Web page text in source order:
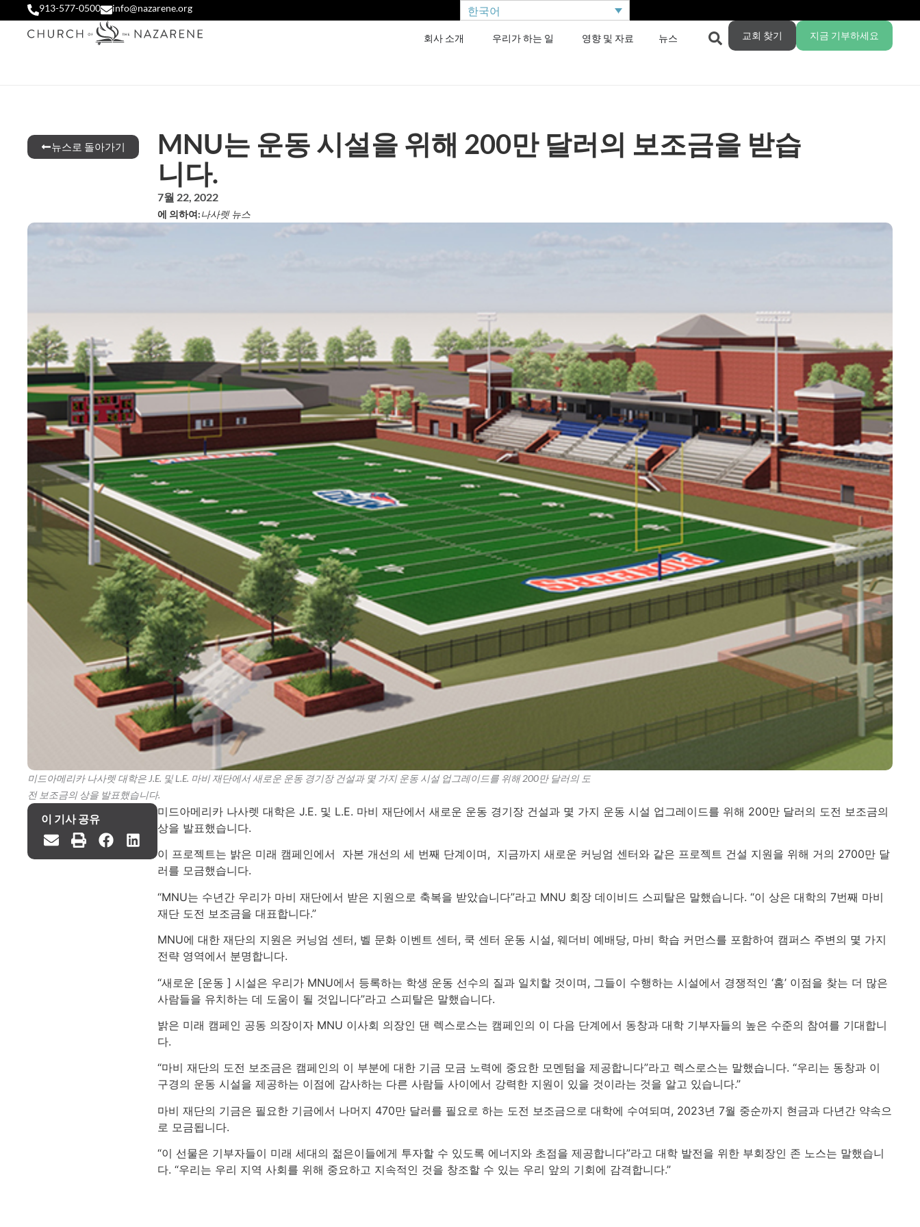
913-577-0500 info@nazarene.org 한국어
회사 소개 우리가 하는 일 영향 및 자료 뉴스 교회 찾기 지금 기부하세요
뉴스로 돌아가기
MNU는 운동 시설을 위해 200만 달러의 보조금을 받습
니다.
7월 22, 2022
에 의하여:나사렛 뉴스
미드아메리카 나사렛 대학은 J.E. 및 L.E. 마비 재단에서 새로운 운동 경기장 건설과 몇 가지 운동 시설 업그레이드를 위해 200만 달러의 도
전 보조금의 상을 발표했습니다.
이 기사 공유
미드아메리카 나사렛 대학은 J.E. 및 L.E. 마비 재단에서 새로운 운동 경기장 건설과 몇 가지 운동 시설 업그레이드를 위해 200만 달러의 도전 보조금의
상을 발표했습니다.
이 프로젝트는 밝은 미래 캠페인에서 자본 개선의 세 번째 단계이며, 지금까지 새로운 커닝엄 센터와 같은 프로젝트 건설 지원을 위해 거의 2700만 달
러를 모금했습니다.
“MNU는 수년간 우리가 마비 재단에서 받은 지원으로 축복을 받았습니다”라고 MNU 회장 데이비드 스피탈은 말했습니다. “이 상은 대학의 7번째 마비
재단 도전 보조금을 대표합니다.”
MNU에 대한 재단의 지원은 커닝엄 센터, 벨 문화 이벤트 센터, 쿡 센터 운동 시설, 웨더비 예배당, 마비 학습 커먼스를 포함하여 캠퍼스 주변의 몇 가지
전략 영역에서 분명합니다.
“새로운 [운동 ] 시설은 우리가 MNU에서 등록하는 학생 운동 선수의 질과 일치할 것이며, 그들이 수행하는 시설에서 경쟁적인 ‘홈’ 이점을 찾는 더 많은
사람들을 유치하는 데 도움이 될 것입니다”라고 스피탈은 말했습니다.
밝은 미래 캠페인 공동 의장이자 MNU 이사회 의장인 댄 렉스로스는 캠페인의 이 다음 단계에서 동창과 대학 기부자들의 높은 수준의 참여를 기대합니
다.
“마비 재단의 도전 보조금은 캠페인의 이 부분에 대한 기금 모금 노력에 중요한 모멘텀을 제공합니다”라고 렉스로스는 말했습니다. “우리는 동창과 이
구경의 운동 시설을 제공하는 이점에 감사하는 다른 사람들 사이에서 강력한 지원이 있을 것이라는 것을 알고 있습니다.”
마비 재단의 기금은 필요한 기금에서 나머지 470만 달러를 필요로 하는 도전 보조금으로 대학에 수여되며, 2023년 7월 중순까지 현금과 다년간 약속으
로 모금됩니다.
“이 선물은 기부자들이 미래 세대의 젊은이들에게 투자할 수 있도록 에너지와 초점을 제공합니다”라고 대학 발전을 위한 부회장인 존 노스는 말했습니
다. “우리는 우리 지역 사회를 위해 중요하고 지속적인 것을 창조할 수 있는 우리 앞의 기회에 감격합니다.”